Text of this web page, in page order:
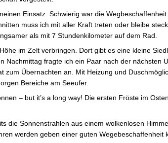
Einsatz. Schwierig war die
muss ich mit aller Kraft treten oder bleibe
als mit 7 Stundenkilometer auf dem Rad.
im Zelt verbringen. Dort gibt es eine kleine
Nachmittag fragte ich ein Paar nach der nächsten
zum Übernachten an. Mit Heizung und
Bereiche am Seeufer.
– but it’s a long way! Die ersten Fröste im
die Sonnenstrahlen aus einem wolkenlosen
werden geben einer guten Wegebeschaffenheit